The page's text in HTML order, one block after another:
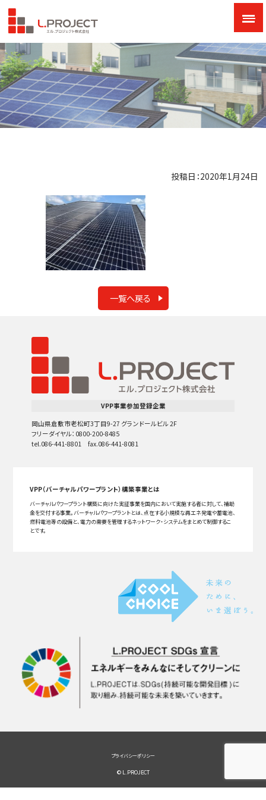
投稿日：2020年1月24日
一覧へ戻る
VPP事業参加登録企業
岡山県倉敷市老松町3丁目9-27 グランドールビル 2F
フリーダイヤル：0800-200-8485
tel.086-441-8801 fax.086-441-8081
VPP（バーチャルパワープラント）構築事業とは
バーチャルパワープラント構築に向けた実証事業を国内において実施する者に対して、補助
金を交付する事業。バーチャルパワープラントとは、点在する小規模な再エネ発電や蓄電池、
燃料電池等の設備と、電力の需要を管理するネットワーク・システムをまとめて制御するこ
とです。
プライバシーポリシー
© L.PROJECT